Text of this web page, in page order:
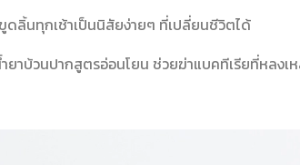
ลิ้นทุกเช้าเป็นนิสัยง่ายๆ ที่เปลี่ยนชีวิตได้
าบ้วนปากสูตรอ่อนโยน ช่วยฆ่าแบคทีเรียที่หลงเ